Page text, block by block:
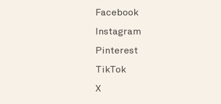
Facebook
Instagram
Pinterest
TikTok
X